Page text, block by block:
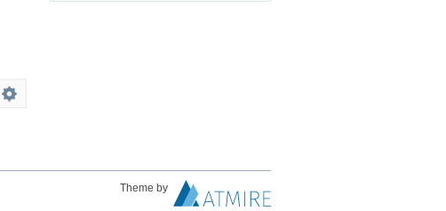
Theme by